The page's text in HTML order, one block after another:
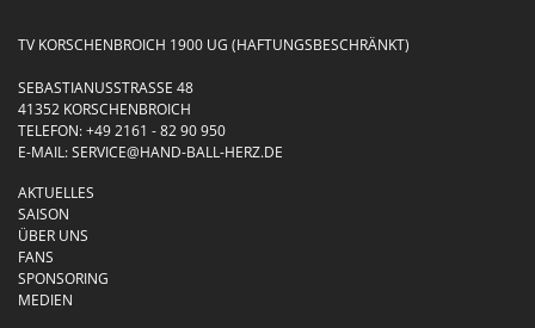
TV KORSCHENBROICH 1900 UG (HAFTUNGSBESCHRÄNKT)
SEBASTIANUSSTRASSE 48
41352 KORSCHENBROICH
TELEFON:+49 2161 - 82 90 950
E-MAIL:SERVICE@HAND-BALL-HERZ.DE
AKTUELLES
SAISON
ÜBER UNS
FANS
SPONSORING
MEDIEN